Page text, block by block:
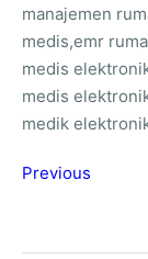
manajemen
medis,emr
medis
medis
medik
Previous